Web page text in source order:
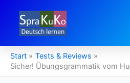
springen
Start
Tests & Reviews
Sicher! Übungsgrammatik vom